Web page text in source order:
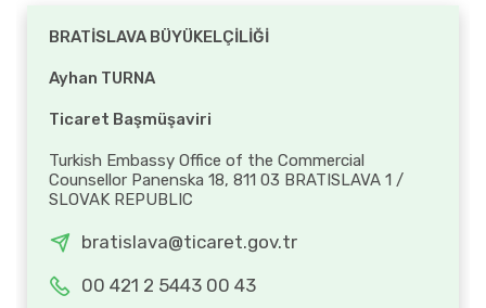
BRATİSLAVA BÜYÜKELÇİLİĞİ
Ayhan TURNA
Ticaret Başmüşaviri
Turkish Embassy Office of the Commercial
Counsellor Panenska 18, 811 03 BRATISLAVA 1 /
SLOVAK REPUBLIC
bratislava@ticaret.gov.tr
00 421 2 5443 00 43